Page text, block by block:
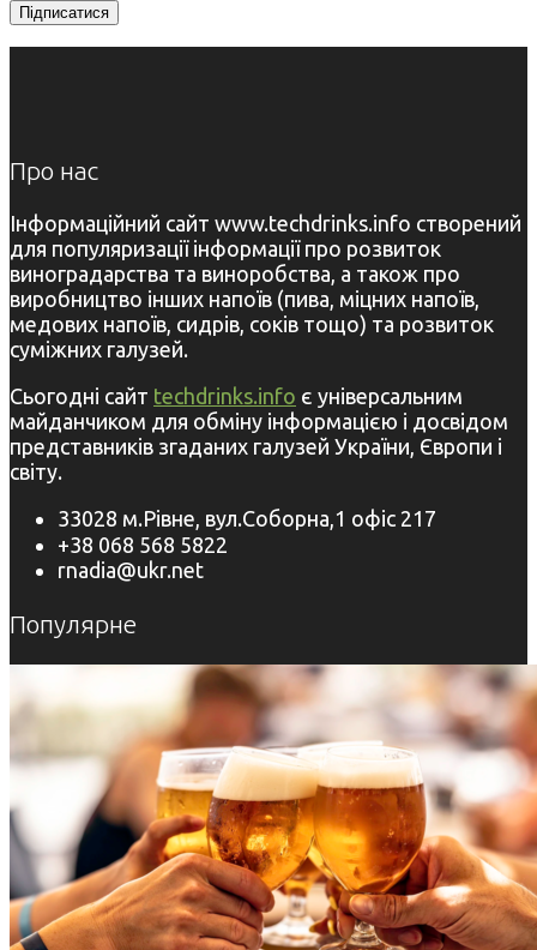
Про нас
Інформаційний сайт www.techdrinks.info створений
для популяризації інформації про розвиток
виноградарства та виноробства, а також про
виробництво інших напоїв (пива, міцних напоїв,
медових напоїв, сидрів, соків тощо) та розвиток
суміжних галузей.
Сьогодні сайт techdrinks.info є універсальним
майданчиком для обміну інформацією і досвідом
представників згаданих галузей України, Європи і
світу.
33028 м.Рівне, вул.Соборна,1 офіс 217
+38 068 568 5822
rnadia@ukr.net
Популярне